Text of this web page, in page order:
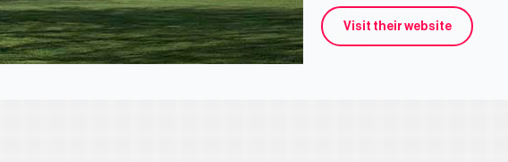
Visit their website